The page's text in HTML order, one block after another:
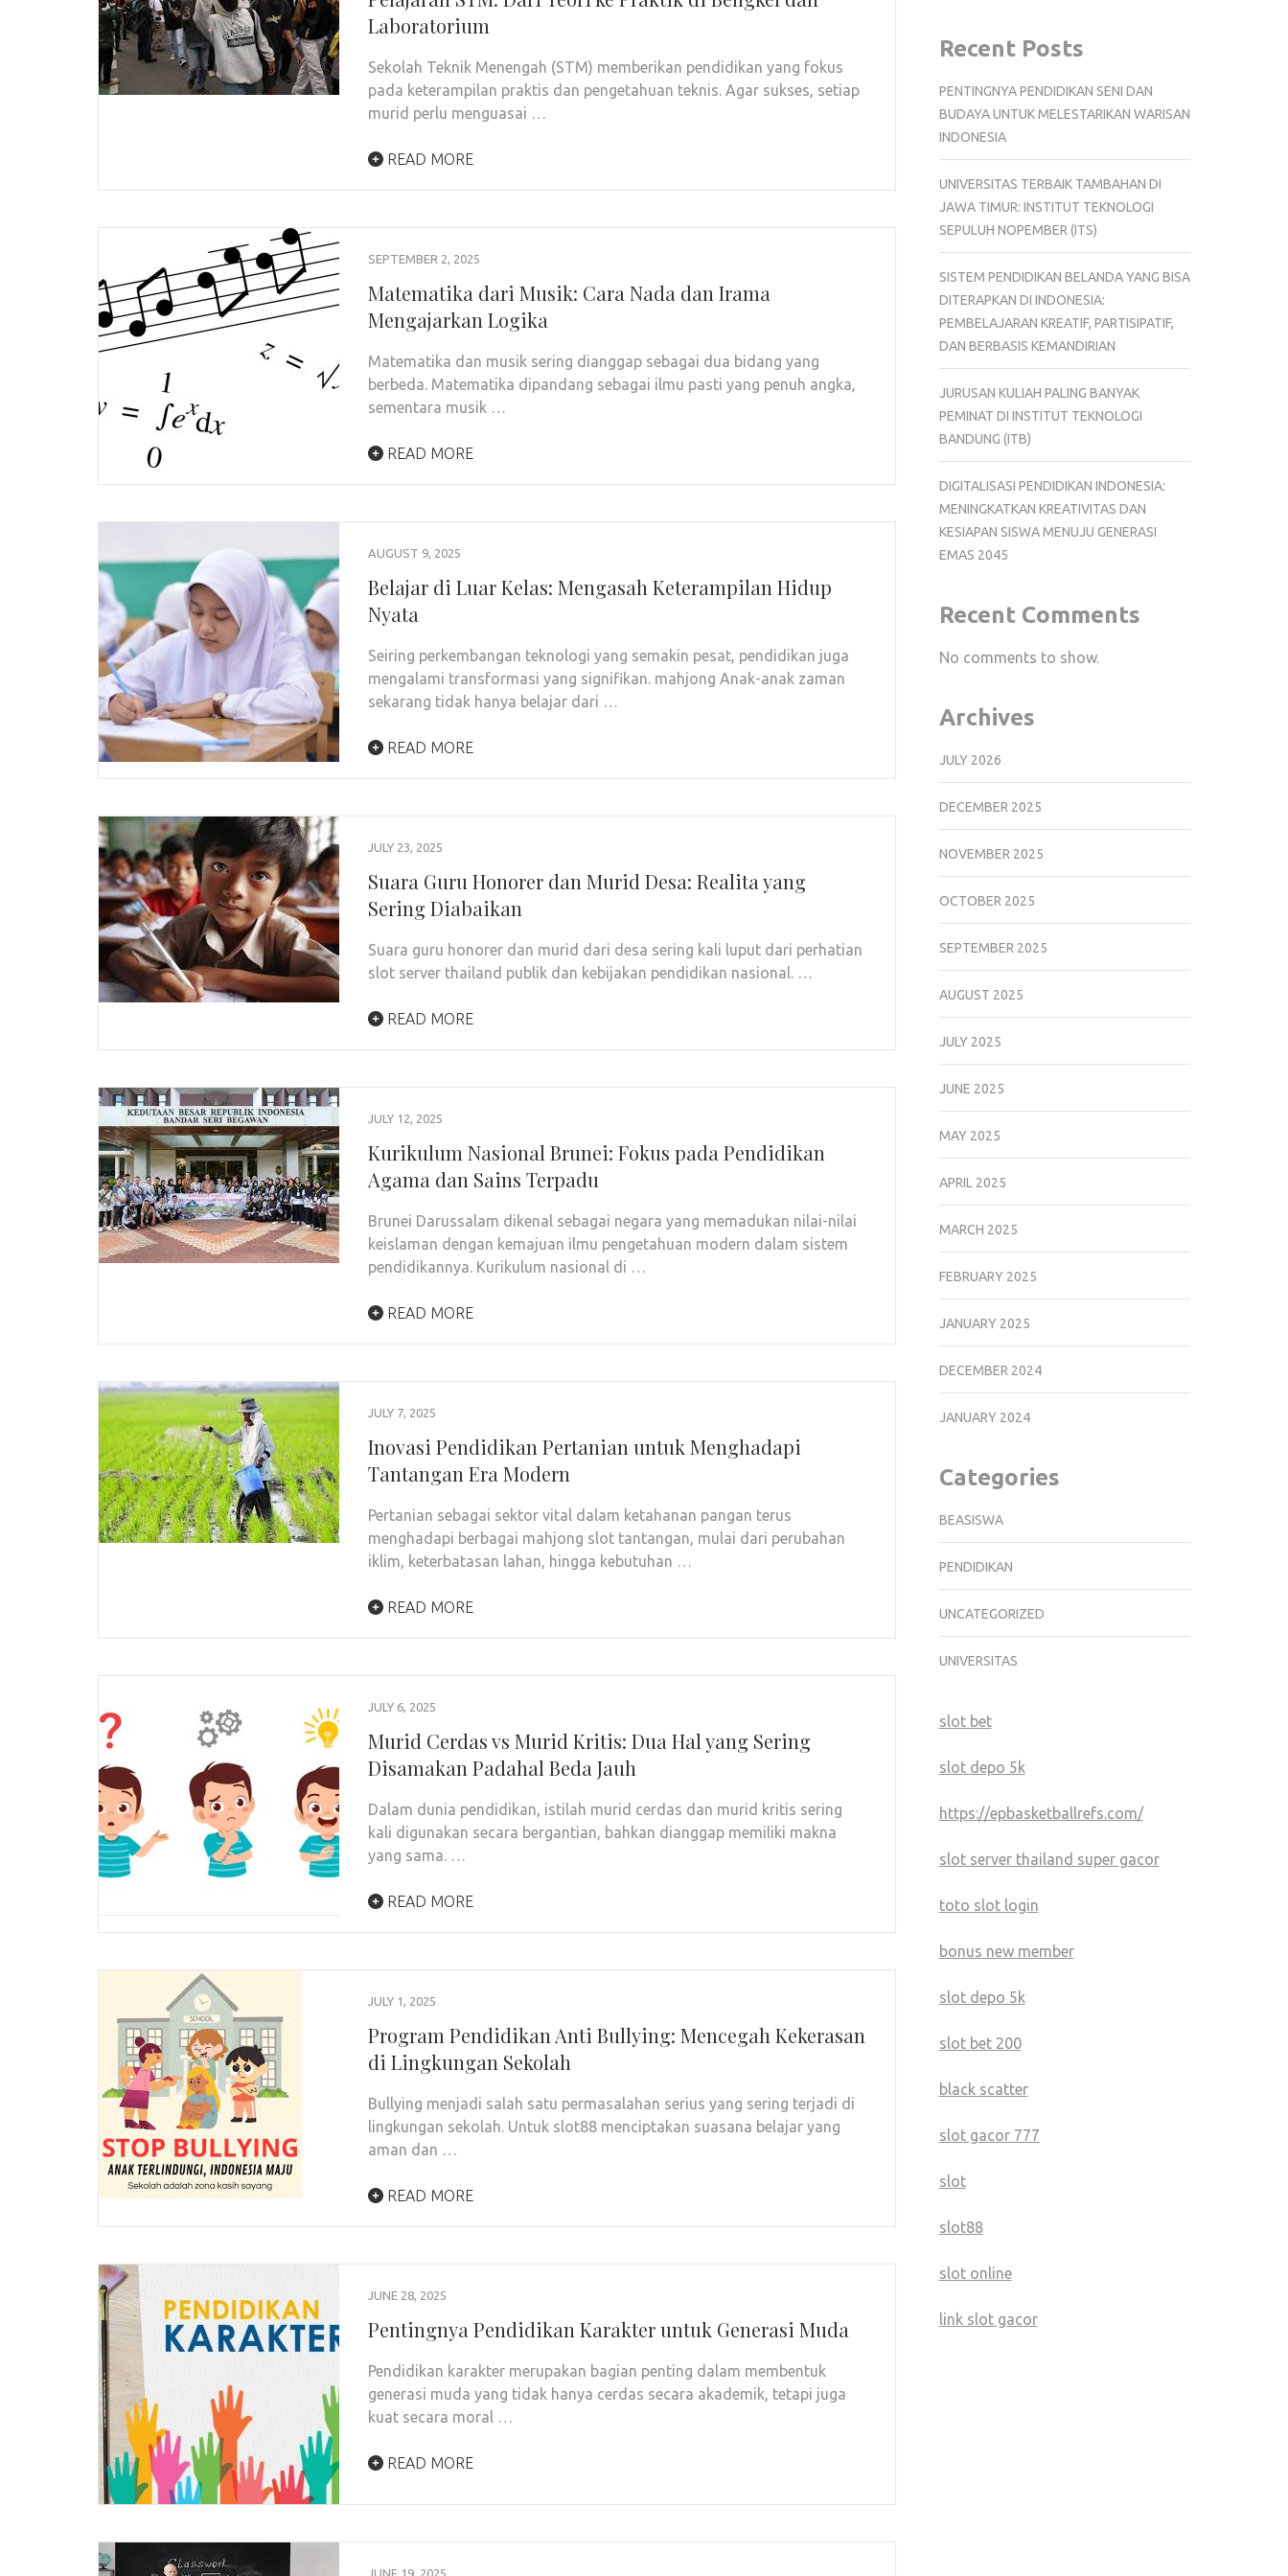
Laboratorium
Sekolah Teknik Menengah (STM) memberikan pendidikan yang fokus
pada keterampilan praktis dan pengetahuan teknis. Agar sukses, setiap
murid perlu menguasai …
READ MORE
SEPTEMBER 2, 2025
Matematika dari Musik: Cara Nada dan Irama
Mengajarkan Logika
Matematika dan musik sering dianggap sebagai dua bidang yang
berbeda. Matematika dipandang sebagai ilmu pasti yang penuh angka,
sementara musik …
READ MORE
AUGUST 9, 2025
Belajar di Luar Kelas: Mengasah Keterampilan Hidup
Nyata
Seiring perkembangan teknologi yang semakin pesat, pendidikan juga
mengalami transformasi yang signifikan. mahjong Anak-anak zaman
sekarang tidak hanya belajar dari …
READ MORE
JULY 23, 2025
Suara Guru Honorer dan Murid Desa: Realita yang
Sering Diabaikan
Suara guru honorer dan murid dari desa sering kali luput dari perhatian
slot server thailand publik dan kebijakan pendidikan nasional. …
READ MORE
JULY 12, 2025
Kurikulum Nasional Brunei: Fokus pada Pendidikan
Agama dan Sains Terpadu
Brunei Darussalam dikenal sebagai negara yang memadukan nilai-nilai
keislaman dengan kemajuan ilmu pengetahuan modern dalam sistem
pendidikannya. Kurikulum nasional di …
READ MORE
JULY 7, 2025
Inovasi Pendidikan Pertanian untuk Menghadapi
Tantangan Era Modern
Pertanian sebagai sektor vital dalam ketahanan pangan terus
menghadapi berbagai mahjong slot tantangan, mulai dari perubahan
iklim, keterbatasan lahan, hingga kebutuhan …
READ MORE
JULY 6, 2025
Murid Cerdas vs Murid Kritis: Dua Hal yang Sering
Disamakan Padahal Beda Jauh
Dalam dunia pendidikan, istilah murid cerdas dan murid kritis sering
kali digunakan secara bergantian, bahkan dianggap memiliki makna
yang sama. …
READ MORE
JULY 1, 2025
Program Pendidikan Anti Bullying: Mencegah Kekerasan
di Lingkungan Sekolah
Bullying menjadi salah satu permasalahan serius yang sering terjadi di
lingkungan sekolah. Untuk slot88 menciptakan suasana belajar yang
aman dan …
READ MORE
JUNE 28, 2025
Pentingnya Pendidikan Karakter untuk Generasi Muda
Pendidikan karakter merupakan bagian penting dalam membentuk
generasi muda yang tidak hanya cerdas secara akademik, tetapi juga
kuat secara moral …
READ MORE
JUNE 19, 2025
Recent Posts
PENTINGNYA PENDIDIKAN SENI DAN
BUDAYA UNTUK MELESTARIKAN WARISAN
INDONESIA
UNIVERSITAS TERBAIK TAMBAHAN DI
JAWA TIMUR: INSTITUT TEKNOLOGI
SEPULUH NOPEMBER (ITS)
SISTEM PENDIDIKAN BELANDA YANG BISA
DITERAPKAN DI INDONESIA:
PEMBELAJARAN KREATIF, PARTISIPATIF,
DAN BERBASIS KEMANDIRIAN
JURUSAN KULIAH PALING BANYAK
PEMINAT DI INSTITUT TEKNOLOGI
BANDUNG (ITB)
DIGITALISASI PENDIDIKAN INDONESIA:
MENINGKATKAN KREATIVITAS DAN
KESIAPAN SISWA MENUJU GENERASI
EMAS 2045
Recent Comments
No comments to show.
Archives
JULY 2026
DECEMBER 2025
NOVEMBER 2025
OCTOBER 2025
SEPTEMBER 2025
AUGUST 2025
JULY 2025
JUNE 2025
MAY 2025
APRIL 2025
MARCH 2025
FEBRUARY 2025
JANUARY 2025
DECEMBER 2024
JANUARY 2024
Categories
BEASISWA
PENDIDIKAN
UNCATEGORIZED
UNIVERSITAS
slot bet
slot depo 5k
https://epbasketballrefs.com/
slot server thailand super gacor
toto slot login
bonus new member
slot depo 5k
slot bet 200
black scatter
slot gacor 777
slot
slot88
slot online
link slot gacor